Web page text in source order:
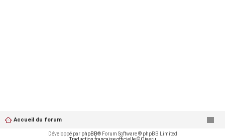
Accueil du forum
Développé par phpBB® Forum Software © phpBB Limited